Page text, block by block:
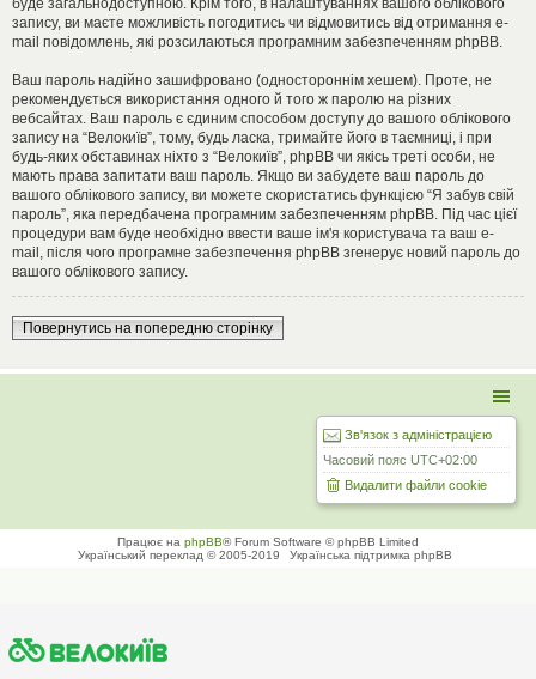
буде загальнодоступною. Крім того, в налаштуваннях вашого облікового
запису, ви маєте можливість погодитись чи відмовитись від отримання e-
mail повідомлень, які розсилаються програмним забезпеченням phpBB.
Ваш пароль надійно зашифровано (одностороннім хешем). Проте, не
рекомендується використання одного й того ж паролю на різних
вебсайтах. Ваш пароль є єдиним способом доступу до вашого облікового
запису на “Велокиїв”, тому, будь ласка, тримайте його в таємниці, і при
будь-яких обставинах ніхто з “Велокиїв”, phpBB чи якісь треті особи, не
мають права запитати ваш пароль. Якщо ви забудете ваш пароль до
вашого облікового запису, ви можете скористатись функцією “Я забув свій
пароль”, яка передбачена програмним забезпеченням phpBB. Під час цієї
процедури вам буде необхідно ввести ваше ім'я користувача та ваш e-
mail, після чого програмне забезпечення phpBB згенерує новий пароль до
вашого облікового запису.
Повернутись на попередню сторінку
Зв'язок з адміністрацією
Часовий пояс UTC+02:00
Видалити файли cookie
Працює на phpBB® Forum Software © phpBB Limited
Український переклад © 2005-2019
Українська підтримка phpBB